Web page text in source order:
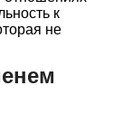
к
не